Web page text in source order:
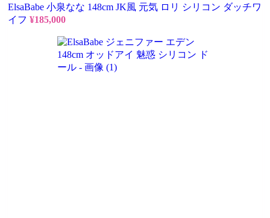
ElsaBabe 小泉なな 148cm JK風 元気 ロリ シリコン ダッチワ
イフ ¥185,000